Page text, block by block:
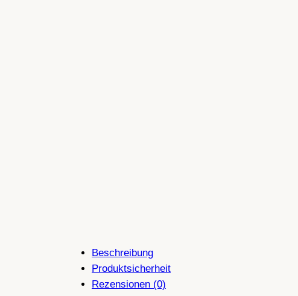
Beschreibung
Produktsicherheit
Rezensionen (0)